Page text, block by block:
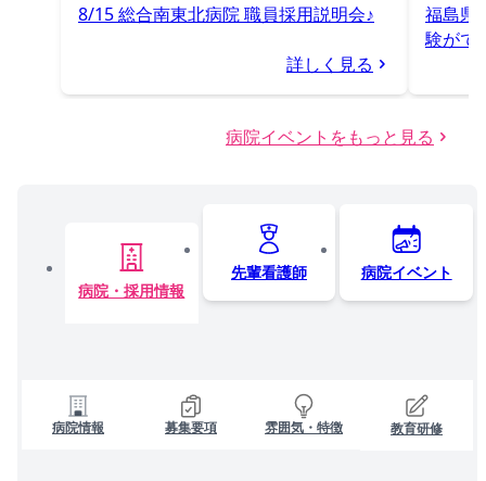
8/15 総合南東北病院 職員採用説明会♪
詳しく見る
福島県
験がで
病院イベントをもっと見る
病院・採用情報
先輩看護師 病院イベント
病院情報 募集要項 雰囲気・特徴 教育研修